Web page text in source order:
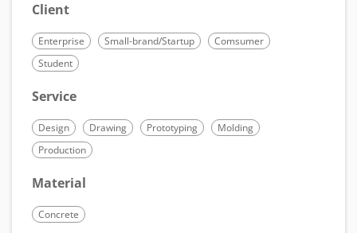
Client
Enterprise Small-brand/Startup
Comsumer
Student
Service
Design Drawing Prototyping
Molding
Production
Material
Concrete